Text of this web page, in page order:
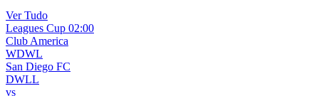
Ver Tudo
Leagues Cup 02:00
Club America
WDWL
San Diego FC
DWLL
vs